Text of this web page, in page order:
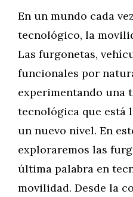
En un mundo cada
tecnológico, la
Las furgonetas,
funcionales por
experimentando una
tecnológica que está
un nuevo nivel. En
exploraremos las
última palabra en
movilidad. Desde la